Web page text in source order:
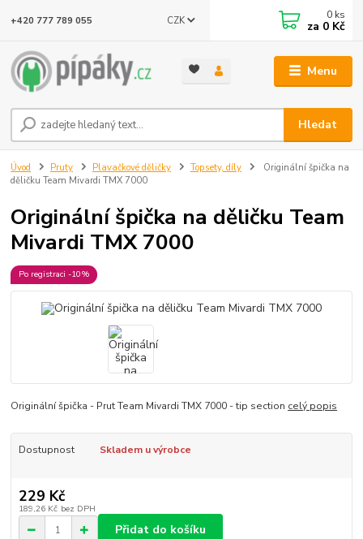
Menu
CZK
Hledat
+420 777 789 055 0 ks
za 0 Kč
Úvod Pruty Plavačkové děličky Topsety, díly
Originální špička na
děličku Team Mivardi TMX 7000
Originální špička na děličku Team
Mivardi TMX 7000
Po registraci -10%
Originální špička - Prut Team Mivardi TMX 7000 - tip section celý popis
Dostupnost Skladem u výrobce
229 Kč
189,26 Kč bez DPH
Přidat do košíku